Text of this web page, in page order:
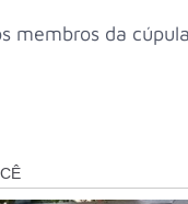
membros da